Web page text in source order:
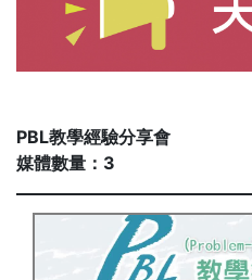
PBL教學經驗分享會
媒體數量：3